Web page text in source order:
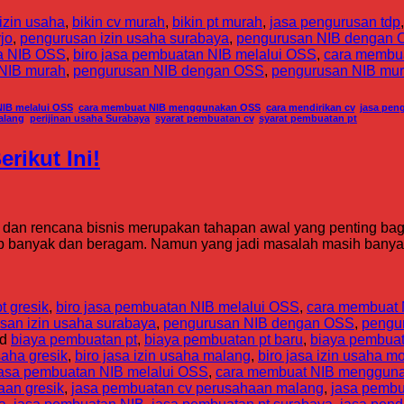
usaha, bikin cv murah, bikin pt murah, jasa pengurusan tdp
, pengurusan izin usaha surabaya, pengurusan NIB dengan
NIB OSS, biro jasa pembuatan NIB melalui OSS, cara
murah, pengurusan NIB dengan OSS, pengurusan NIB
melalui OSS cara membuat NIB menggunakan OSS cara mendirikan cv, jasa
perijinan usaha Surabaya syarat pembuatan cv, syarat pembuatan pt
Ini!
rencana bisnis merupakan tahapan awal yang penting
dan beragam. Namun yang jadi masalah masih
gresik, biro jasa pembuatan NIB melalui OSS, cara membuat
izin usaha surabaya, pengurusan NIB dengan OSS,
biaya pembuatan pt, biaya pembuatan pt baru, biaya
gresik, biro jasa izin usaha malang, biro jasa izin usaha
pembuatan NIB melalui OSS, cara membuat NIB
gresik, jasa pembuatan cv perusahaan malang, jasa